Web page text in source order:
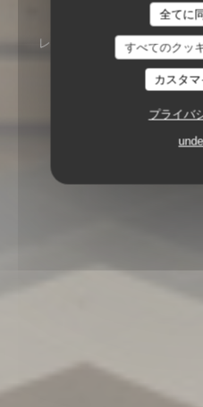
全てに
すべてのクッ
カスタ
プライバ
レストラン
25 RUE